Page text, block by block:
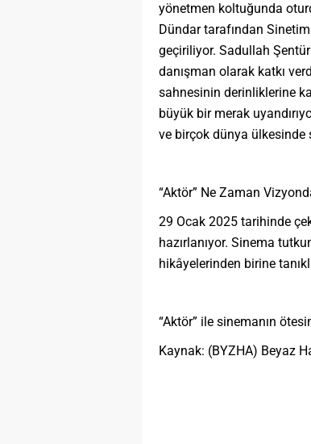
yönetmen koltuğunda
Dündar tarafından
geçiriliyor. Sadullah
danışman olarak katkı
sahnesinin derinliklerine
büyük bir merak
ve birçok dünya ülkesinde
“Aktör” Ne Zaman
29 Ocak 2025 tarihinde
hazırlanıyor. Sinema
hikâyelerinden birine
“Aktör” ile sinemanın
Kaynak: (BYZHA) Beyaz